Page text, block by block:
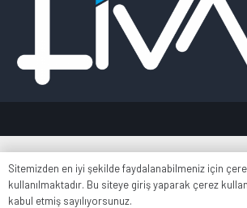
Sitemizden en iyi şekilde faydalanabilmeniz için
kullanılmaktadır. Bu siteye giriş yaparak çerez
kabul etmiş sayılıyorsunuz.